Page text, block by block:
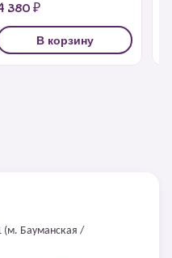
380 ₽
В корзину
(м. Бауманская /